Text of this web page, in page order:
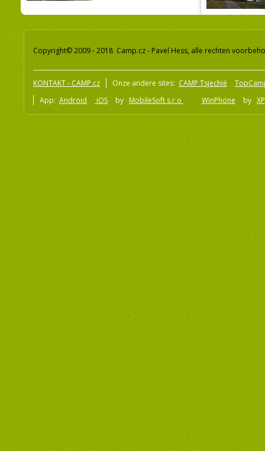
Copyright© 2009 - 2018 Camp.cz - Pavel Hess, alle rechten
KONTAKT - CAMP.cz Onze andere sites: CAMP Tsjechië
App: Android iOS by MobileSoft s.r.o WinPhone by